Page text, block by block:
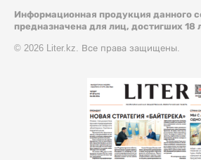
Информационная продукция данного
предназначена для лиц, достигших 18
© 2026 Liter.kz. Все права защищены.